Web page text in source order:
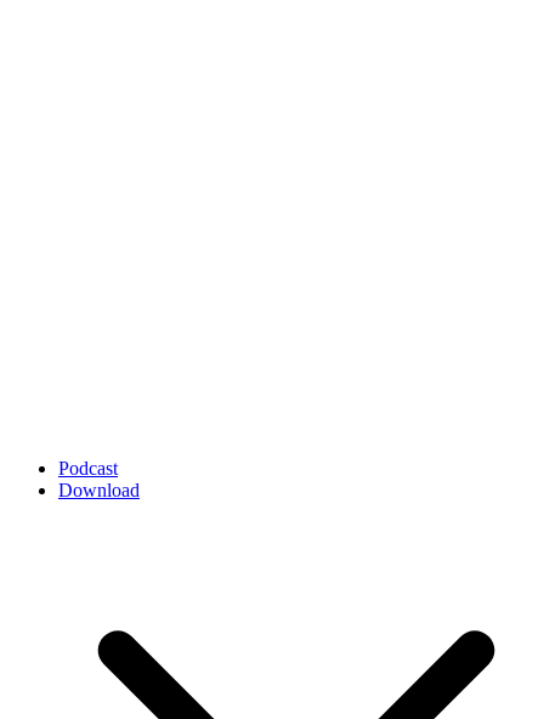
Podcast
Download